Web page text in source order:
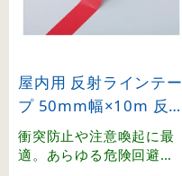
屋内用 反射ラインテー
プ 50mm幅×10m 反射
赤 (265014)
衝突防止や注意喚起に最
適。あらゆる危険回避に